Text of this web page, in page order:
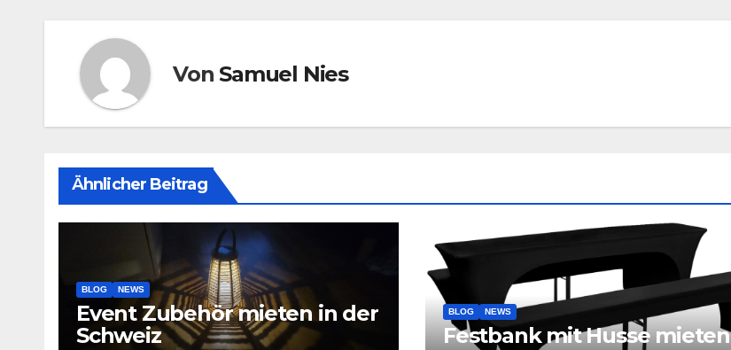
Von Samuel Nies
Ähnlicher Beitrag
BLOG NEWS
Event Zubehör mieten in der
Schweiz
BLOG NEWS
Festbank mit Husse mieten